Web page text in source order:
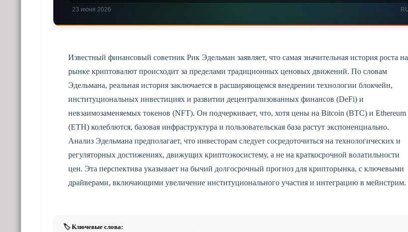
Известный финансовый советник Рик Эдельман заявляет, что самая значительная история роста на
рынке криптовалют происходит за пределами традиционных ценовых движений. По словам
Эдельмана, реальная история заключается в расширяющемся внедрении технологии блокчейн,
институциональных инвестициях и развитии децентрализованных финансов (DeFi) и
невзаимозаменяемых токенов (NFT). Он подчеркивает, что, хотя цены на Bitcoin (BTC) и Ethereum
(ETH) колеблются, базовая инфраструктура и пользовательская база растут экспоненциально.
Анализ Эдельмана предполагает, что инвесторам следует сосредоточиться на технологических и
регуляторных достижениях, движущих криптоэкосистему, а не на краткосрочной волатильности
цен. Эта перспектива указывает на бычий долгосрочный прогноз для крипторынка, с ключевыми
драйверами, включающими увеличение институционального участия и интеграцию в мейнстрим.
🏷️ Ключевые слова: